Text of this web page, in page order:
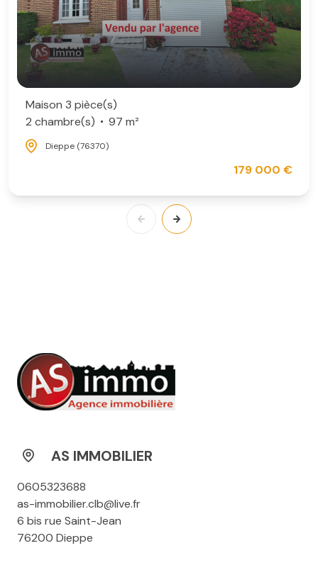
Maison 3 pièce(s)
2 chambre(s)
97 m²
Dieppe (76370)
179 000 €
AS IMMOBILIER
0605323688
as-immobilier.clb@live.fr
6 bis rue Saint-Jean
76200 Dieppe